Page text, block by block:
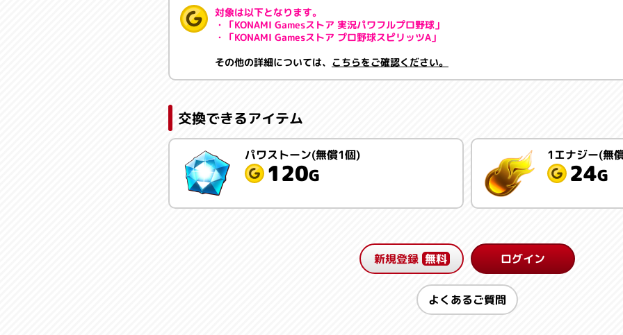
対象は以下となります。
・「KONAMI Gamesストア 実況パワフルプロ野球」
・「KONAMI Gamesストア プロ野球スピリッツA」
その他の詳細については、 こちらをご確認ください。
交換できるアイテム
パワストーン(無償1個)
120G
1エナジー(無
24G
新規登録 無料 ログイン
よくあるご質問